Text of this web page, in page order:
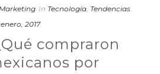
In Tecnología Tendencias
2017
compraron
por